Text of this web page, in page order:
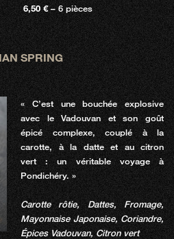
6,50 €– 6 pièces
SPRING
« C’est une bouchée explosive
avec le Vadouvan et son goût
épicé complexe, couplé à la
carotte, à la datte et au citron
vert : un véritable voyage à
Pondichéry. »
Carotte rôtie, Dattes, Fromage,
Mayonnaise Japonaise, Coriandre,
Épices Vadouvan, Citron vert